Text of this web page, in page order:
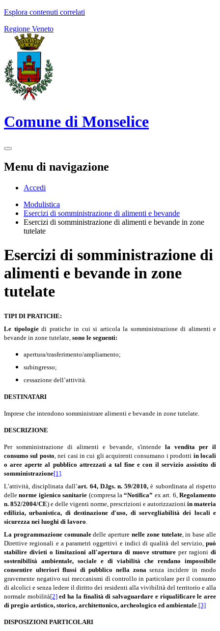
Esplora contenuti correlati
Regione Veneto
Comune di Monselice
Menu di navigazione
Accedi
Modulistica
Esercizi di somministrazione di alimenti e bevande
Esercizi di somministrazione di alimenti e bevande in zone
tutelate
Esercizi di somministrazione di
alimenti e bevande in zone
tutelate
TIPI DI PRATICHE:
Le tipologiedi pratiche in cui si articola la somministrazione di alimenti e
bevande in zone tutelate, sono le seguenti:
apertura/trasferimento/ampliamento;
subingresso;
cessazione dell’attività.
DESTINATARI
Imprese che intendono somministrare alimenti e bevande in zone tutelate.
DESCRIZIONE
Per somministrazione di alimenti e bevande, s'intende la vendita per il
consumo sul posto , nei casi in cui gli acquirenti consumano i prodotti in locali
o aree aperte al pubblico attrezzati a tal fine e con il servizio assistito di
somministrazione[1]
L’attività, disciplinata dall’art. 64, D.lgs. n. 59/2010, è subordinata al rispetto
dellenorme igienico sanitarie (compresa la“Notifica” ex art. 6,Regolamento
n. 852/2004/CE) e delle vigenti norme, prescrizioni e autorizzazioni in materia
edilizia, urbanistica, di destinazione d'uso, di sorvegliabilità dei locali e
sicurezza nei luoghi di lavoro
La programmazione comunaledelle aperturenelle zone tutelate, in base alle
Direttive regionali e a parametri oggettivi e indici di qualità del servizio, può
stabilire divieti o limitazioni all'apertura di nuove strutture per ragioni di
sostenibilità ambientale, sociale e di viabilità che rendano impossibile
consentire ulteriori flussi di pubblico nella zona senza incidere in modo
gravemente negativo sui meccanismi dì controllo in particolare per il consumo
di alcolici e senza ledere il diritto dei residenti alla vivibilità del territorio e alla
normale mobilità[2] ed ha la finalità di salvaguardare e riqualificare le aree
di pregio artistico, storico, architettonico, archeologico ed ambientale [3]
DISPOSIZIONI PARTICOLARI